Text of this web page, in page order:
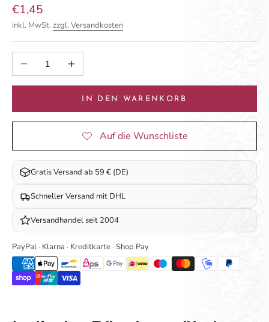
Angebot
€1,45
inkl. MwSt. zzgl. Versandkosten
Anzahl verringernAnzahl erhöhen
IN DEN WARENKORB
Gratis Versand ab 59 € (DE)
Schneller Versand mit DHL
Versandhandel seit 2004
PayPal · Klarna · Kreditkarte · Shop Pay